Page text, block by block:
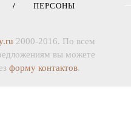
ПЕРСОНЫ
2000-2016. По всем
вы можете
форму контактов.